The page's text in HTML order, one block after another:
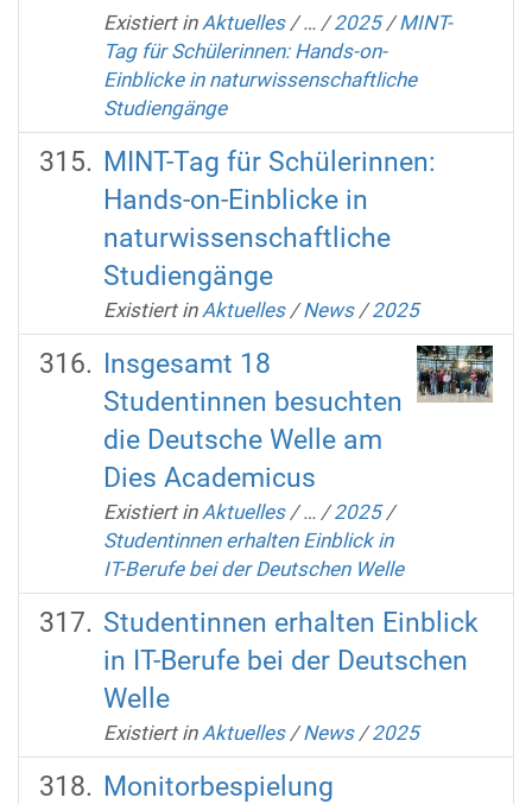
Existiert in Aktuelles /… /2025 /MINT-
Tag für Schülerinnen: Hands-on-
Einblicke in naturwissenschaftliche
Studiengänge
MINT-Tag für Schülerinnen:
Hands-on-Einblicke in
naturwissenschaftliche
Studiengänge
Existiert in Aktuelles /News /2025
Insgesamt 18
Studentinnen besuchten
die Deutsche Welle am
Dies Academicus
Existiert in Aktuelles /… /2025 /
Studentinnen erhalten Einblick in
IT-Berufe bei der Deutschen Welle
Studentinnen erhalten Einblick
in IT-Berufe bei der Deutschen
Welle
Existiert in Aktuelles /News /2025
Monitorbespielung